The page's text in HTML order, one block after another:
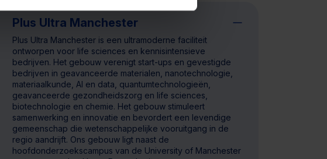
Plus Ultra Manchester
Plus Ultra Manchester is een ultramoderne faciliteit
ontworpen voor life sciences en kennisintensieve
bedrijven. Het gebouw verenigt start-ups en gevestigde
bedrijven in geavanceerde materialen, nanotechnologie,
materiaalkunde, AI en data, quantumtechnologieën,
geavanceerde gezondheidszorg en life sciences,
biotechnologie en chemie. Het gebouw stimuleert
samenwerking en innovatie en bevordert een levendige
gemeenschap die wetenschappelijke vooruitgang in de
regio aandrijft. Ons gebouw ligt naast de
hoofdonderzoekscampus van de University of Manchester